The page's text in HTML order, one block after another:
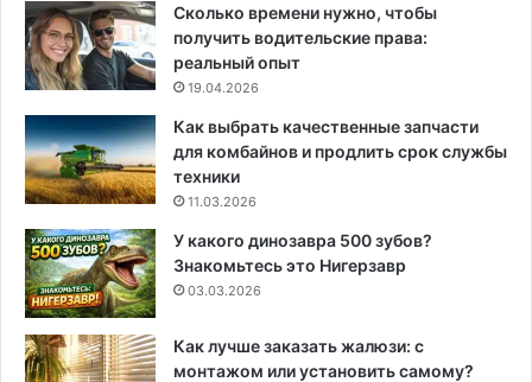
Сколько времени нужно, чтобы
получить водительские права:
реальный опыт
19.04.2026
Как выбрать качественные запчасти
для комбайнов и продлить срок службы
техники
11.03.2026
У какого динозавра 500 зубов?
Знакомьтесь это Нигерзавр
03.03.2026
Как лучше заказать жалюзи: с
монтажом или установить самому?